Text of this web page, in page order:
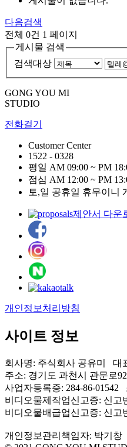
다음검색
전체 0건 1 페이지
게시물 검색
검색대상
GONG YOU MI
STUDIO
전화걸기
Customer Center
1522 - 0328
평일 AM 09:00 ~ PM
점심 AM 12:00 ~ PM
토,일 공휴일 휴무이니
제안서 다운
개인정보처리방침
사이트 정보
회사명: 주식회사 공유미 대
주소: 경기도 과천시 관문로
사업자등록증: 284-86-01542
비디오물제작업신고증: 신고
비디오물배급업신고증: 신고
개인정보관리책임자: 박기창